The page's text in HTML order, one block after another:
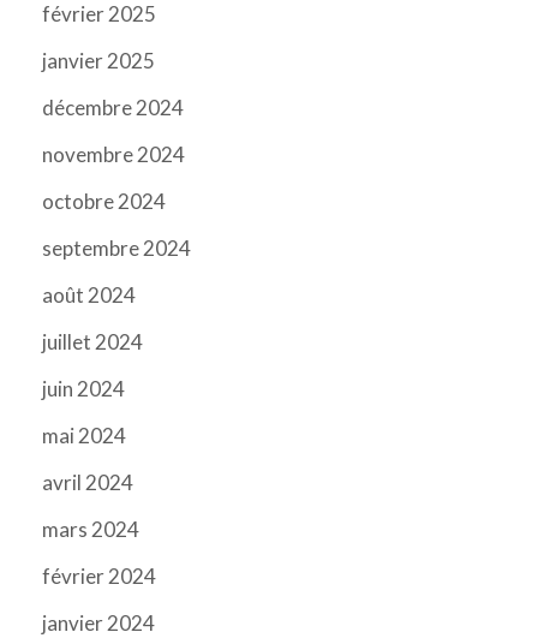
février 2025
janvier 2025
décembre 2024
novembre 2024
octobre 2024
septembre 2024
août 2024
juillet 2024
juin 2024
mai 2024
avril 2024
mars 2024
février 2024
janvier 2024